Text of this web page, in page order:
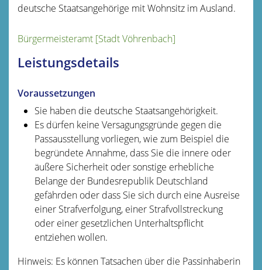
deutsche Staatsangehörige mit Wohnsitz im Ausland.
Bürgermeisteramt [Stadt Vöhrenbach]
Leistungsdetails
Voraussetzungen
Sie haben die deutsche Staatsangehörigkeit.
Es dürfen keine Versagungsgründe gegen die
Passausstellung vorliegen, wie zum Beispiel die
begründete Annahme, dass Sie die innere oder
äußere Sicherheit oder sonstige erhebliche
Belange der Bundesrepublik Deutschland
gefährden oder dass Sie sich durch eine Ausreise
einer Strafverfolgung, einer Strafvollstreckung
oder einer gesetzlichen Unterhaltspflicht
entziehen wollen.
Hinweis: Es können Tatsachen über die Passinhaberin